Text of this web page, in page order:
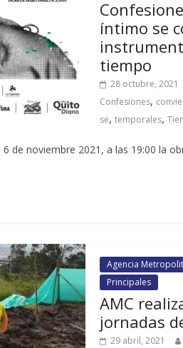
íntimo se
tiempo
28 octubre, 2021
Confesiones,
se, temporales,
de noviembre 2021, a las 19:00 la
Agencia
Principales
AMC
jornadas
29 abril, 2021